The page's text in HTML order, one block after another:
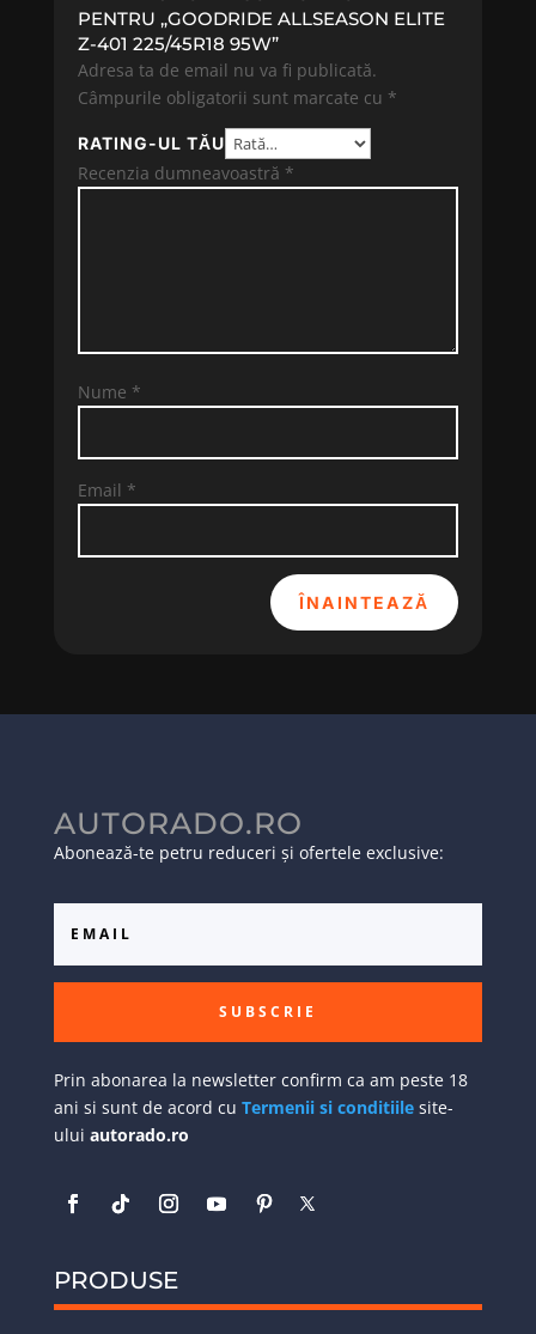
PENTRU „GOODRIDE ALLSEASON ELITE
Z-401 225/45R18 95W”
Adresa ta de email nu va fi publicată.
Câmpurile obligatorii sunt marcate cu *
RATING-UL TĂU
Recenzia dumneavoastră *
Nume *
Email *
ÎNAINTEAZĂ
AUTORADO.RO
Abonează-te petru reduceri și ofertele exclusive:
SUBSCRIE
Prin abonarea la newsletter confirm ca am peste 18
ani si sunt de acord cu Termenii si conditiilesite-
ului autorado.ro
PRODUSE